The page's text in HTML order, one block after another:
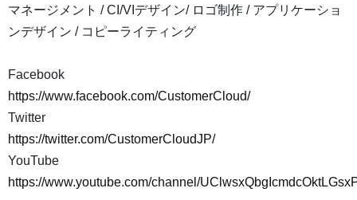
マネージメント / CI/VIデザイン/ ロゴ制作 / アプリケーショ
ンデザイン / コピーライティング
Facebook
https://www.facebook.com/CustomerCloud/
Twitter
https://twitter.com/CustomerCloudJP/
YouTube
https://www.youtube.com/channel/